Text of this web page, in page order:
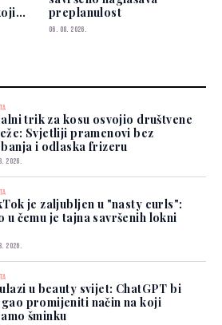
preplanulost
06. 08. 2026.
trik za kosu osvojio društvene
Svjetliji pramenovi bez
i odlaska frizeru
2026.
je zaljubljen u "nasty curls":
u čemu je tajna savršenih lokni
2026.
u beauty svijet: ChatGPT bi
promijeniti način na koji
šminku